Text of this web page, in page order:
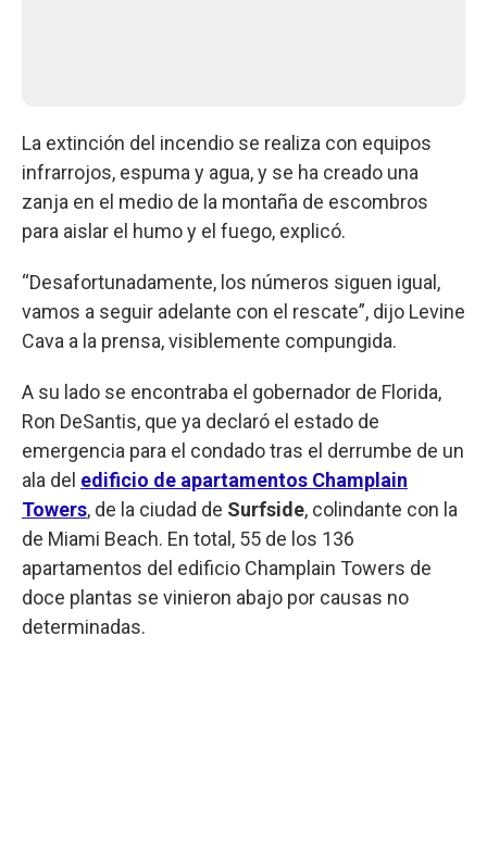
La extinción del incendio se realiza con equipos
infrarrojos, espuma y agua, y se ha creado una
zanja en el medio de la montaña de escombros
para aislar el humo y el fuego, explicó.
“Desafortunadamente, los números siguen igual,
vamos a seguir adelante con el rescate”, dijo Levine
Cava a la prensa, visiblemente compungida.
A su lado se encontraba el gobernador de Florida,
Ron DeSantis, que ya declaró el estado de
emergencia para el condado tras el derrumbe de un
ala del edificio de apartamentos Champlain
Towers, de la ciudad de Surfside, colindante con la
de Miami Beach. En total, 55 de los 136
apartamentos del edificio Champlain Towers de
doce plantas se vinieron abajo por causas no
determinadas.